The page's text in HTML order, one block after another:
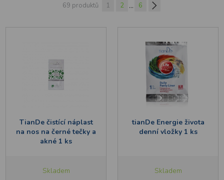
69 produktů 1 2 ... 6
TianDe čistící náplast
na nos na černé tečky a
akné 1 ks
Skladem
tianDe Energie života
denní vložky 1 ks
Skladem